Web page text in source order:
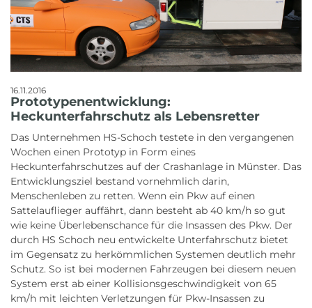
16.11.2016
Prototypenentwicklung:
Heckunterfahrschutz als Lebensretter
Das Unternehmen HS-Schoch testete in den vergangenen
Wochen einen Prototyp in Form eines
Heckunterfahrschutzes auf der Crashanlage in Münster. Das
Entwicklungsziel bestand vornehmlich darin,
Menschenleben zu retten. Wenn ein Pkw auf einen
Sattelauflieger auffährt, dann besteht ab 40 km/h so gut
wie keine Überlebenschance für die Insassen des Pkw. Der
durch HS Schoch neu entwickelte Unterfahrschutz bietet
im Gegensatz zu herkömmlichen Systemen deutlich mehr
Schutz. So ist bei modernen Fahrzeugen bei diesem neuen
System erst ab einer Kollisionsgeschwindigkeit von 65
km/h mit leichten Verletzungen für Pkw-Insassen zu